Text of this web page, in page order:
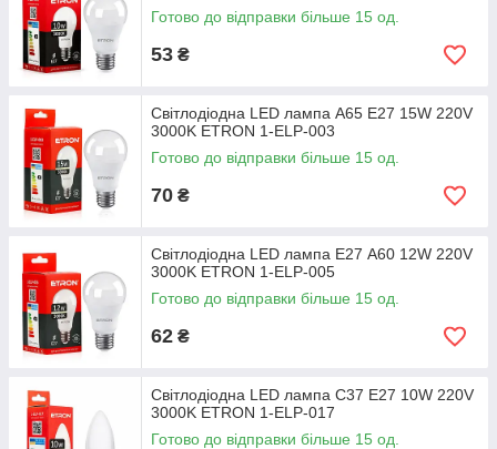
Готово до відправки більше 15 од.
53 ₴
Світлодіодна LED лампа А65 E27 15W 220V
3000K ETRON 1-ELP-003
Готово до відправки більше 15 од.
70 ₴
Світлодіодна LED лампа E27 А60 12W 220V
3000K ETRON 1-ELP-005
Готово до відправки більше 15 од.
62 ₴
Світлодіодна LED лампа С37 E27 10W 220V
3000K ETRON 1-ELP-017
Готово до відправки більше 15 од.